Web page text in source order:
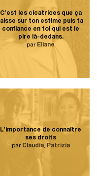
C’est les cicatrices que ça
laisse sur ton estime puis ta
confiance en toi qui est le
pire là-dedans.
par Éliane
L’importance de connaître
ses droits
par Claudia, Patrizia